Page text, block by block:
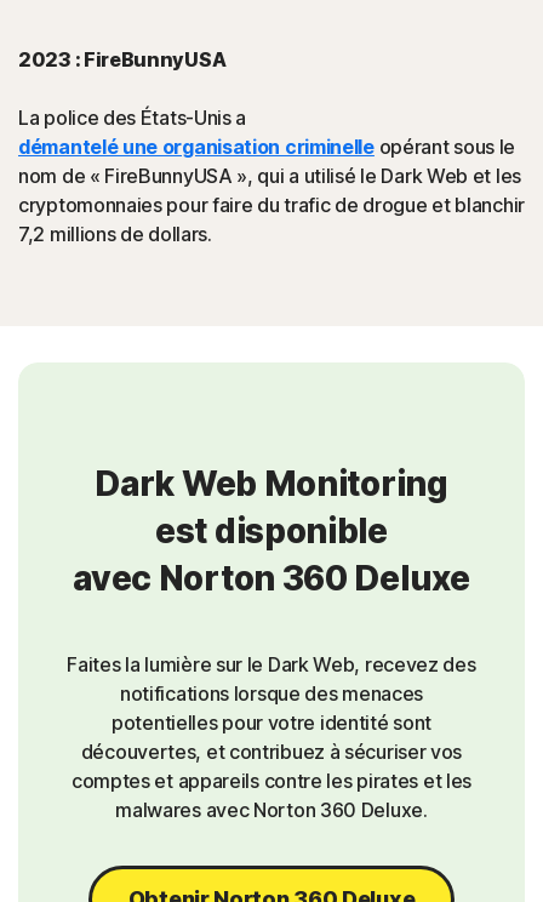
2023 : FireBunnyUSA
La police des États-Unis a
démantelé une organisation criminelleopérant sous le
nom de « FireBunnyUSA », qui a utilisé le Dark Web et les
cryptomonnaies pour faire du trafic de drogue et blanchir
7,2 millions de dollars.
Dark Web Monitoring
est disponible
avec Norton 360 Deluxe
Faites la lumière sur le Dark Web, recevez des
notifications lorsque des menaces
potentielles pour votre identité sont
découvertes, et contribuez à sécuriser vos
comptes et appareils contre les pirates et les
malwares avec Norton 360 Deluxe.